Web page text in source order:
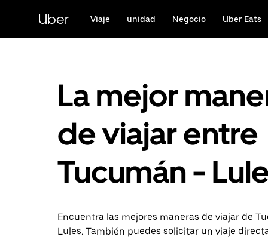
contenido
principal
Uber Viaje unidad Negocio Uber Eats
La mejor
de viajar entre
Tucumán -
Encuentra las mejores maneras de viajar de
Lules. También puedes solicitar un viaje